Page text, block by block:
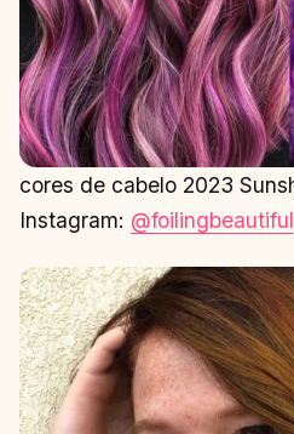
cores de cabelo 2023
Instagram: @foilingbeautiful